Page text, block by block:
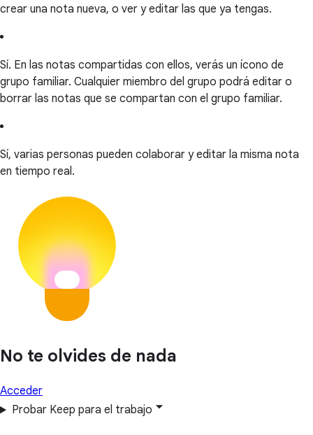
crear una nota nueva, o ver y editar las que ya tengas.
Sí. En las notas compartidas con ellos, verás un ícono de
grupo familiar. Cualquier miembro del grupo podrá editar o
borrar las notas que se compartan con el grupo familiar.
Sí, varias personas pueden colaborar y editar la misma nota
en tiempo real.
No te olvides de nada
Acceder
Probar Keep para el trabajo